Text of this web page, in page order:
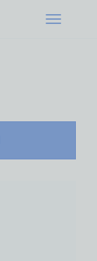
Toggle